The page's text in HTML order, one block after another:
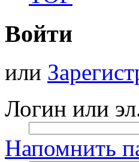
Войти
или
Логин или
Напомнить